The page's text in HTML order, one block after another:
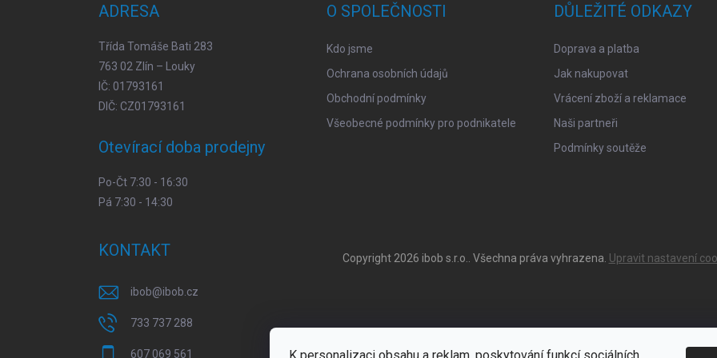
ADRESA
Třída Tomáše Bati 283
763 02 Zlín – Louky
IČ: 01793161
DIČ: CZ01793161
Otevírací doba prodejny
Po-Čt 7:30 - 16:30
Pá 7:30 - 14:30
O SPOLEČNOSTI
Kdo jsme
Ochrana osobních údajů
Obchodní podmínky
Všeobecné podmínky pro podnikatele
DŮLEŽITÉ ODKAZY
Doprava a platba
Jak nakupovat
Vrácení zboží a reklamace
Naši partneři
Podmínky soutěže
KONTAKT
ibob@ibob.cz
733 737 288
607 069 561
Copyright 2026 ibob s.r.o. . Všechna práva vyhrazena. Upravit nastavení